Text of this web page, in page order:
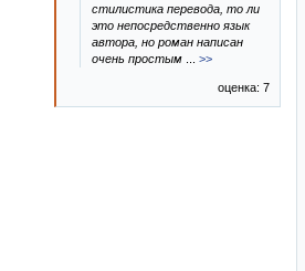
стилистика перевода, то ли
это непосредственно язык
автора, но роман написан
очень простым
>>
оценка: 7